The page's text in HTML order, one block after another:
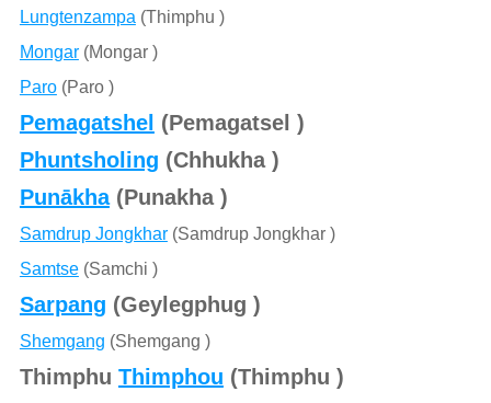
Lungtenzampa (Thimphu )
Mongar(Mongar )
Paro(Paro )
Pemagatshel (Pemagatsel )
Phuntsholing (Chhukha )
Punākha(Punakha )
Samdrup Jongkhar(Samdrup Jongkhar )
Samtse(Samchi )
Sarpang (Geylegphug )
Shemgang (Shemgang )
Thimphu Thimphou (Thimphu )